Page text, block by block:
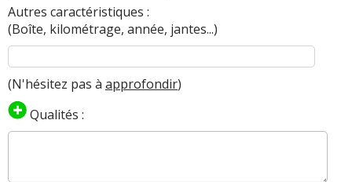
Autres caractéristiques :
(Boîte, kilométrage, année, jantes...)
(N'hésitez pas à approfondir)
Qualités :